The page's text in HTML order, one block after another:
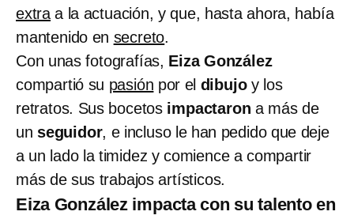
extra a la actuación, y que, hasta ahora, había
mantenido en secreto.
Con unas fotografías, Eiza González
compartió su pasión por el dibujoy los
retratos. Sus bocetos impactaron a más de
un seguidor, e incluso le han pedido que deje
a un lado la timidez y comience a compartir
más de sus trabajos artísticos.
Eiza González impacta con su talento en